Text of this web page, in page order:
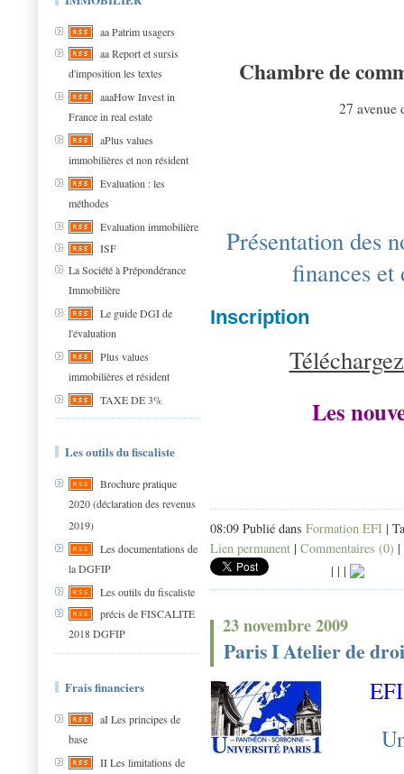
aa Patrim usagers
aa Report et sursis
d'imposition les textes
aaaHow Invest in
France in real estate
aPlus values
immobilières et non résident
Evaluation : les
méthodes
Evaluation immobilière
ISF
La Société à Prépondérance
Immobilière
Le guide DGI de
l'évaluation
Plus values
immobilières et résident
TAXE DE 3%
Les outils du fiscaliste
Brochure pratique
2020 (déclaration des revenus
2019)
Les documentations de
la DGFIP
Les outils du fiscaliste
précis de FISCALITE
2018 DGFIP
Frais financiers
aI Les principes de
base
II Les limitations de
Chambre de
27 avenue
Présentation des
finances
Inscription
Les
08:09 Publié dans Formation EFI |
Lien permanent | Commentaires (0) |
| | |
23 novembre 2009
Paris I Atelier de